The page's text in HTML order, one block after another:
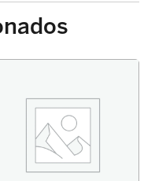
COROLLA
2020-
DELANTERO
ORIG
cantidad